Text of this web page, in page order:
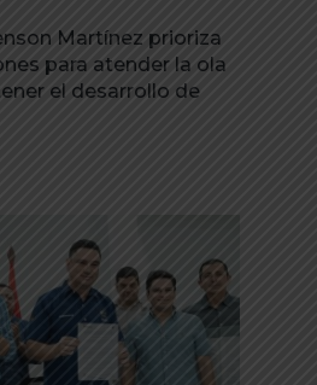
Martínez prioriza
para atender la ola
el desarrollo de